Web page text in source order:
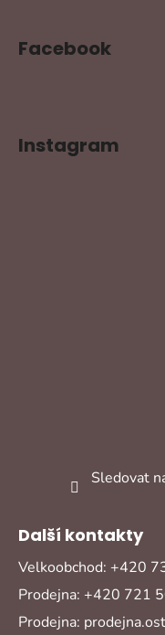
Facebook
Instagram
Sledovat
Další kontakty
Velkoobchod: +420
Prodejna: +420 721
Prodejna: